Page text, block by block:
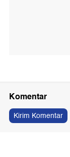
Komentar
Kirim Komentar